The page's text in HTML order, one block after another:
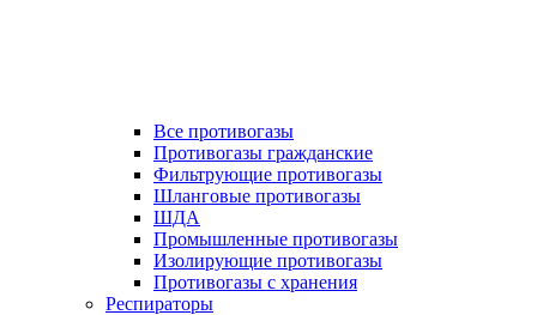
Все противогазы
Противогазы гражданские
Фильтрующие противогазы
Шланговые противогазы
ШДА
Промышленные противогазы
Изолирующие противогазы
Противогазы с хранения
Респираторы